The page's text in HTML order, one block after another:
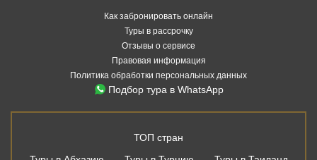
Как забронировать онлайн
Туры в рассрочку
Отзывы о сервисе
Правовая информация
Политика обработки персональных данных
Подбор тура в WhatsApp
ТОП стран